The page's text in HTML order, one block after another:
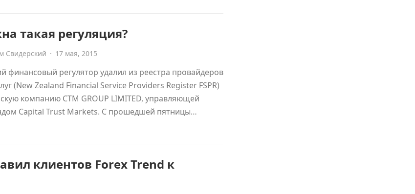
такая регуляция?
Свидерский · 17 мая, 2015
финансовый регулятор удалил из реестра провайдеров
(New Zealand Financial Service Providers Register FSPR)
компанию CTM GROUP LIMITED, управляющей
Capital Trust Markets. С прошедшей пятницы…
клиентов Forex Trend к